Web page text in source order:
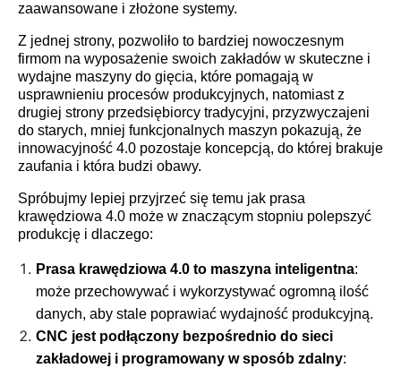
zaawansowane i złożone systemy.
Z jednej strony, pozwoliło to bardziej nowoczesnym
firmom na wyposażenie swoich zakładów w skuteczne i
wydajne maszyny do gięcia, które pomagają w
usprawnieniu procesów produkcyjnych, natomiast z
drugiej strony przedsiębiorcy tradycyjni, przyzwyczajeni
do starych, mniej funkcjonalnych maszyn pokazują, że
innowacyjność 4.0 pozostaje koncepcją, do której brakuje
zaufania i która budzi obawy.
Spróbujmy lepiej przyjrzeć się temu jak prasa
krawędziowa 4.0 może w znaczącym stopniu polepszyć
produkcję i dlaczego:
Prasa krawędziowa 4.0 to maszyna inteligentna:
może przechowywać i wykorzystywać ogromną ilość
danych, aby stale poprawiać wydajność produkcyjną.
CNC jest podłączony bezpośrednio do sieci
zakładowej i programowany w sposób zdalny: